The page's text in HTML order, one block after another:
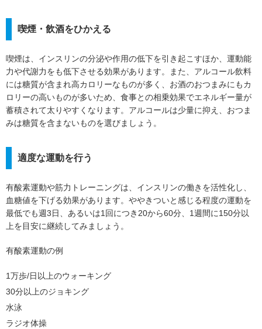
喫煙・飲酒をひかえる
喫煙は、インスリンの分泌や作用の低下を引き起こすほか、運動能
力や代謝力をも低下させる効果があります。また、アルコール飲料
には糖質が含まれ高カロリーなものが多く、お酒のおつまみにもカ
ロリーの高いものが多いため、食事との相乗効果でエネルギー量が
蓄積されて太りやすくなります。アルコールは少量に抑え、おつま
みは糖質を含まないものを選びましょう。
適度な運動を行う
有酸素運動や筋力トレーニングは、インスリンの働きを活性化し、
血糖値を下げる効果があります。ややきついと感じる程度の運動を
最低でも週3日、あるいは1回につき20から60分、1週間に150分以
上を目安に継続してみましょう。
有酸素運動の例
1万歩/日以上のウォーキング
30分以上のジョキング
水泳
ラジオ体操